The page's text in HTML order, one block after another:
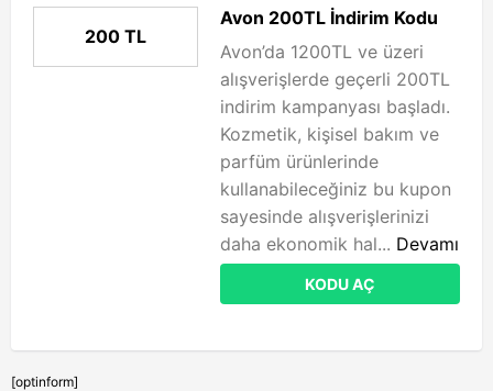
200 TL
Avon 200TL İndirim Kodu
Avon’da 1200TL ve üzeri
alışverişlerde geçerli 200TL
indirim kampanyası başladı.
Kozmetik, kişisel bakım ve
parfüm ürünlerinde
kullanabileceğiniz bu kupon
sayesinde alışverişlerinizi
daha ekonomik hal... Devamı
KODU AÇ
[optinform]